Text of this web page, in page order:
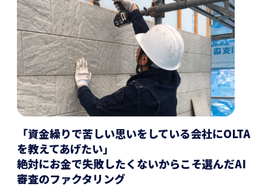
「資金繰りで苦しい思いをしている会社にOLTA
を教えてあげたい」
絶対にお金で失敗したくないからこそ選んだAI
審査のファクタリング